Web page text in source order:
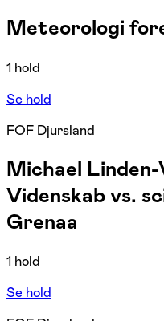
Meteorologi
1 hold
Se hold
FOF Djursland
Michael
Videnskab vs.
Grenaa
1 hold
Se hold